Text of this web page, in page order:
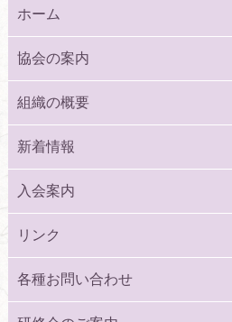
ホーム
協会の案内
組織の概要
新着情報
入会案内
リンク
各種お問い合わせ